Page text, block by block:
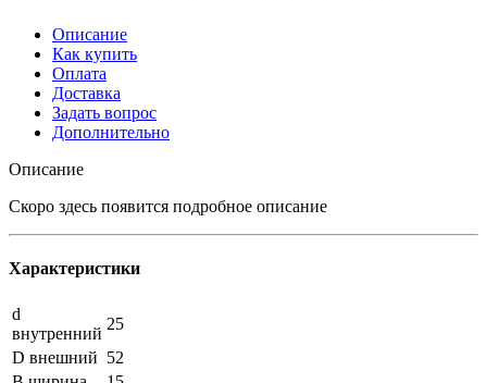
Описание
Как купить
Оплата
Доставка
Задать вопрос
Дополнительно
Описание
Скоро здесь появится подробное описание
Характеристики
d
внутренний
25
D внешний 52